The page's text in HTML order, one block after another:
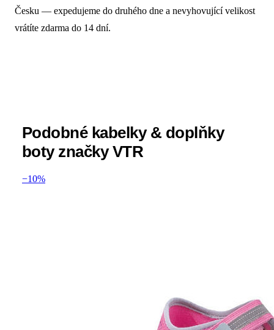
Česku — expedujeme do druhého dne a nevyhovující velikost
vrátíte zdarma do 14 dní.
Podobné kabelky & doplňky
boty značky VTR
−10%